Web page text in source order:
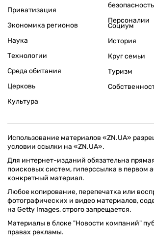
Приватизация
Экономика регионов
безопасность
Персоналии
Наука
Технологии
Среда обитания
Церковь
Культура
Социум
История
Круг семьи
Туризм
Использование материалов «ZN.UA»
условии ссылки на «ZN.UA».
Для интернет-изданий обязательна
поисковых систем, гиперссылка в первом
конкретный материал.
Любое копирование, перепечатка или
фотографических и видео материалов,
на Getty Images, строго запрещается.
Материалы в блоке "Новости компаний"
правах рекламы.